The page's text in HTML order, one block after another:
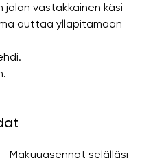
vastakkainen käsi
auttaa ylläpitämään
Makuuasennot selälläsi